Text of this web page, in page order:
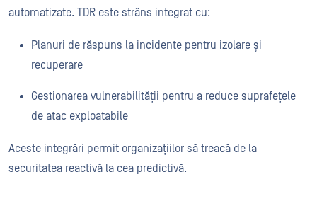
automatizate. TDR este strâns integrat cu:
Planuri de răspuns la incidente pentru izolare și
recuperare
Gestionarea vulnerabilității pentru a reduce suprafețele
de atac exploatabile
Aceste integrări permit organizațiilor să treacă de la
securitatea reactivă la cea predictivă.